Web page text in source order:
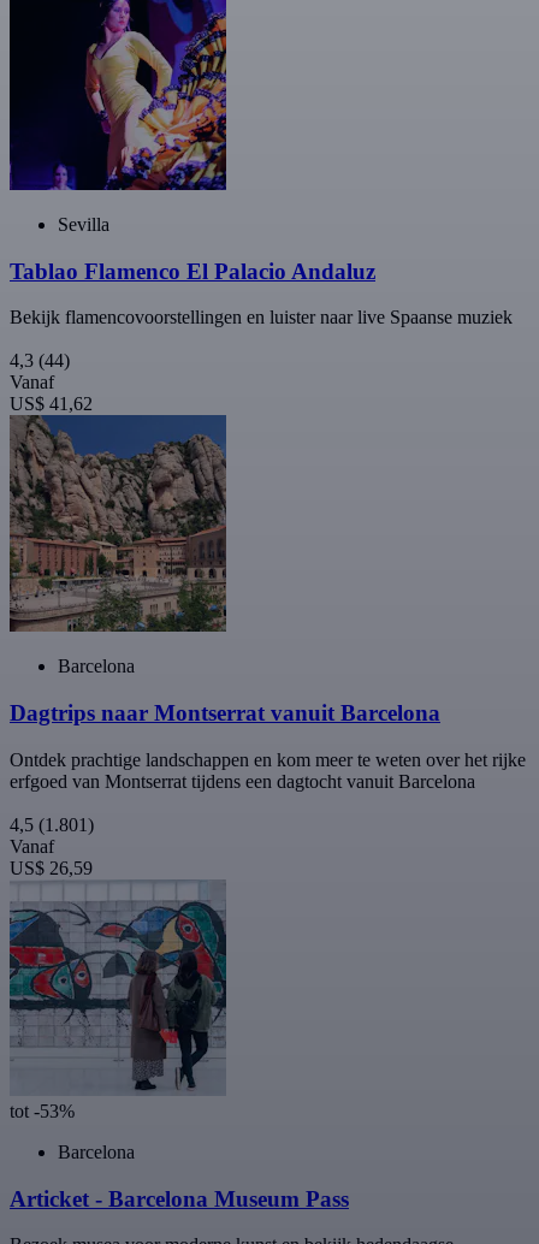
Sevilla
Tablao Flamenco El Palacio Andaluz
Bekijk flamencovoorstellingen en luister naar live Spaanse muziek
4,3 (44)
Vanaf
US$ 41,62
Barcelona
Dagtrips naar Montserrat vanuit Barcelona
Ontdek prachtige landschappen en kom meer te weten over het rijke
erfgoed van Montserrat tijdens een dagtocht vanuit Barcelona
4,5 (1.801)
Vanaf
US$ 26,59
tot -53%
Barcelona
Articket - Barcelona Museum Pass